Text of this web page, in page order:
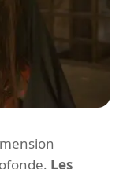
Les